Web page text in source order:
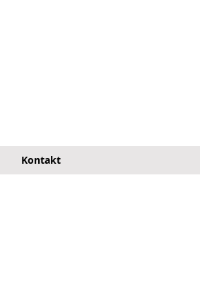
Kontakt